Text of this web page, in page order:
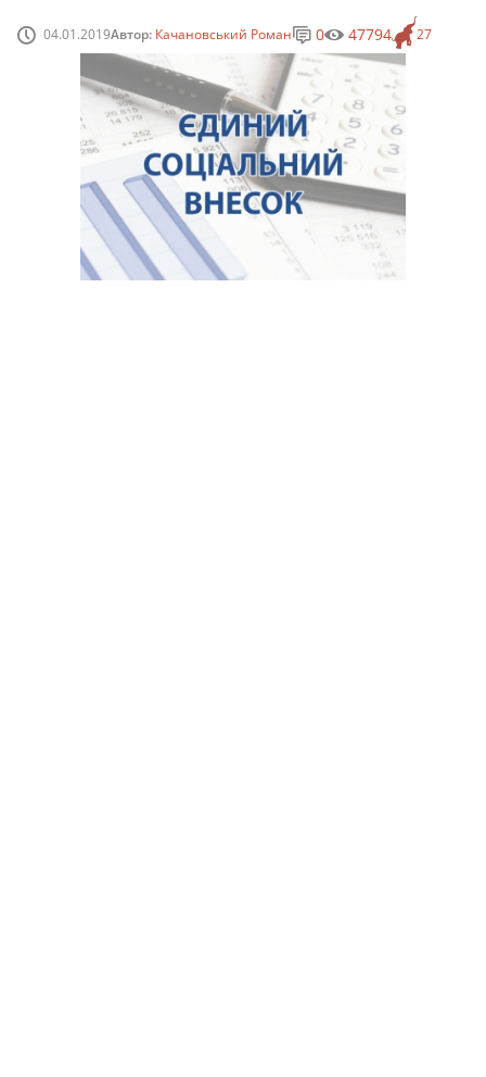
04.01.2019Автор: Качановський Роман 27
0 47794